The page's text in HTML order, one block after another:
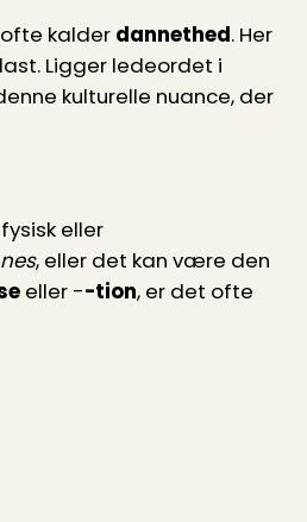
kalder dannethed. Her
Ligger ledeordet i
kulturelle nuance, der
eller
, eller det kan være den
eller ­--tion, er det ofte